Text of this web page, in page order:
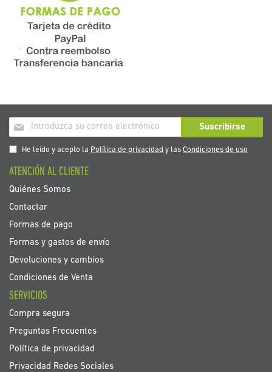
Inscríbase
a
nuestro
de
noticias:
Suscribirse
He leído y acepto la Política de privacidad y lasCondiciones de uso
ATENCIÓN AL CLIENTE
Quiénes Somos
Contactar
Formas de pago
Formas y gastos de envío
Devoluciones y cambios
Condiciones de Venta
SERVICIOS
Compra segura
Preguntas Frecuentes
Política de privacidad
Privacidad Redes Sociales